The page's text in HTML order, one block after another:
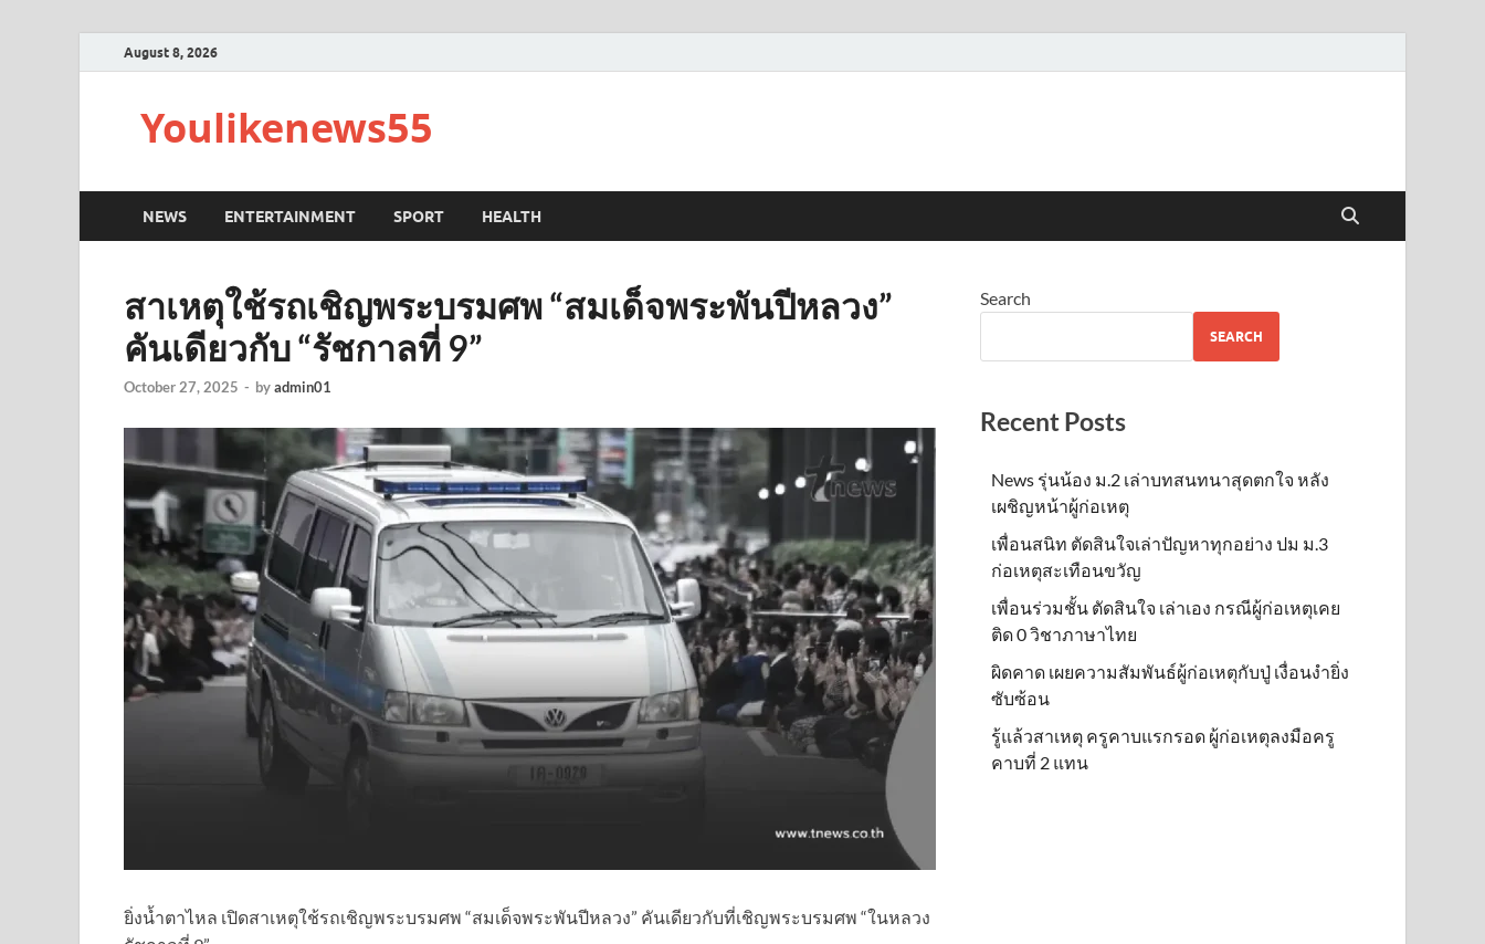
August 8, 2026
Youlikenews55
NEWS ENTERTAINMENT SPORT HEALTH
สาเหตุใช้รถเชิญพระบรมศพ “สมเด็จพระพันปีหลวง”
คันเดียวกับ “รัชกาลที่ 9”
October 27, 2025 - byadmin01
ยิ่งน้ำตาไหล เปิดสาเหตุใช้รถเชิญพระบรมศพ “สมเด็จพระพันปีหลวง” คันเดียวกับที่เชิญพระบรมศพ “ในหลวง
Search
SEARCH
Recent Posts
News รุ่นน้อง ม.2 เล่าบทสนทนาสุดตกใจ หลัง
เผชิญหน้าผู้ก่อเหตุ
เพื่อนสนิท ตัดสินใจเล่าปัญหาทุกอย่าง ปม ม.3
ก่อเหตุสะเทือนขวัญ
เพื่อนร่วมชั้น ตัดสินใจ เล่าเอง กรณีผู้ก่อเหตุเคย
ติด 0 วิชาภาษาไทย
ผิดคาด เผยความสัมพันธ์ผู้ก่อเหตุกับปู่ เงื่อนงำยิ่ง
ซับซ้อน
รู้แล้วสาเหตุ ครูคาบแรกรอด ผู้ก่อเหตุลงมือครู
คาบที่ 2 แทน